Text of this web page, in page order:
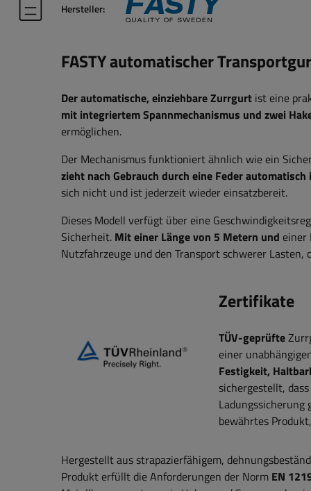
Hersteller:
FASTY automatischer
Der automatische, einziehbare Zurrgurt ist eine
mit integriertem Spannmechanismus und zwei
ermöglichen.
Der Mechanismus funktioniert ähnlich wie ein
zieht nach Gebrauch durch eine Feder automatisch
sich nicht und ist jederzeit wieder einsatzbereit.
Dieses Modell verfügt über eine
Sicherheit. Mit einer Länge von 5 Metern und
Nutzfahrzeuge und den Transport schwerer
Zertifikate
TÜV-geprüfte
einer
Festigkeit,
sichergestellt,
bewährtes
Hergestellt aus strapazierfähigem,
Produkt erfüllt die Anforderungen der Norm EN